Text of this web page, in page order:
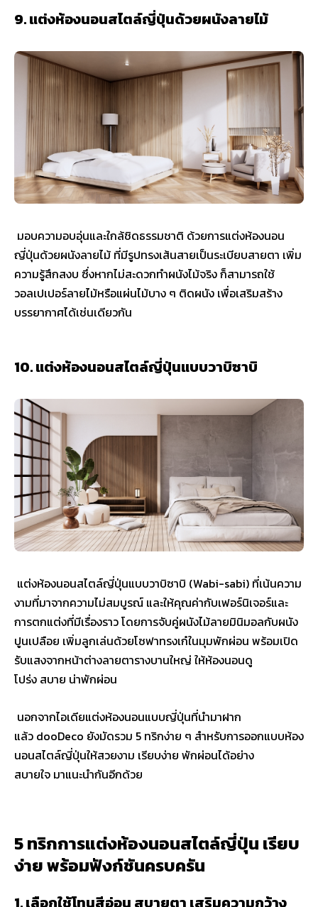
9. แต่งห้องนอนสไตล์ญี่ปุ่นด้วยผนังลายไม้
มอบความอบอุ่นและใกล้ชิดธรรมชาติ ด้วยการแต่งห้องนอน
ญี่ปุ่นด้วยผนังลายไม้ ที่มีรูปทรงเส้นสายเป็นระเบียบสายตา เพิ่ม
ความรู้สึกสงบ ซึ่งหากไม่สะดวกทำผนังไม้จริง ก็สามารถใช้
วอลเปเปอร์ลายไม้หรือแผ่นไม้บาง ๆ ติดผนัง เพื่อเสริมสร้าง
บรรยากาศได้เช่นเดียวกัน
10. แต่งห้องนอนสไตล์ญี่ปุ่นแบบวาบิซาบิ
แต่งห้องนอนสไตล์ญี่ปุ่นแบบวาบิซาบิ (Wabi-sabi) ที่เน้นความ
งามที่มาจากความไม่สมบูรณ์ และให้คุณค่ากับเฟอร์นิเจอร์และ
การตกแต่งที่มีเรื่องราว โดยการจับคู่ผนังไม้ลายมินิมอลกับผนัง
ปูนเปลือย เพิ่มลูกเล่นด้วยโซฟาทรงเก๋ในมุมพักผ่อน พร้อมเปิด
รับแสงจากหน้าต่างลายตารางบานใหญ่ ให้ห้องนอนดู
โปร่ง สบาย น่าพักผ่อน
นอกจากไอเดียแต่งห้องนอนแบบญี่ปุ่นที่นำมาฝาก
แล้ว dooDeco ยังมัดรวม 5 ทริกง่าย ๆ สำหรับการออกแบบห้อง
นอนสไตล์ญี่ปุ่นให้สวยงาม เรียบง่าย พักผ่อนได้อย่าง
สบายใจ มาแนะนำกันอีกด้วย
5 ทริกการแต่งห้องนอนสไตล์ญี่ปุ่น เรียบ
ง่าย พร้อมฟังก์ชันครบครัน